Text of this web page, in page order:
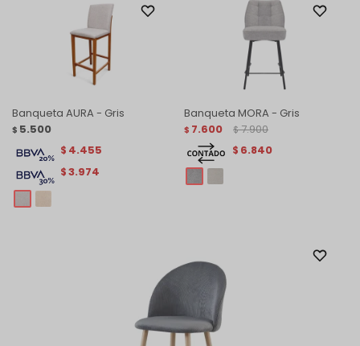
Banqueta AURA - Gris
$ 5.500
$3.974
$ 4.455
Banqueta MORA - Gris
$ 7.600 $ 7.900
$ 6.840